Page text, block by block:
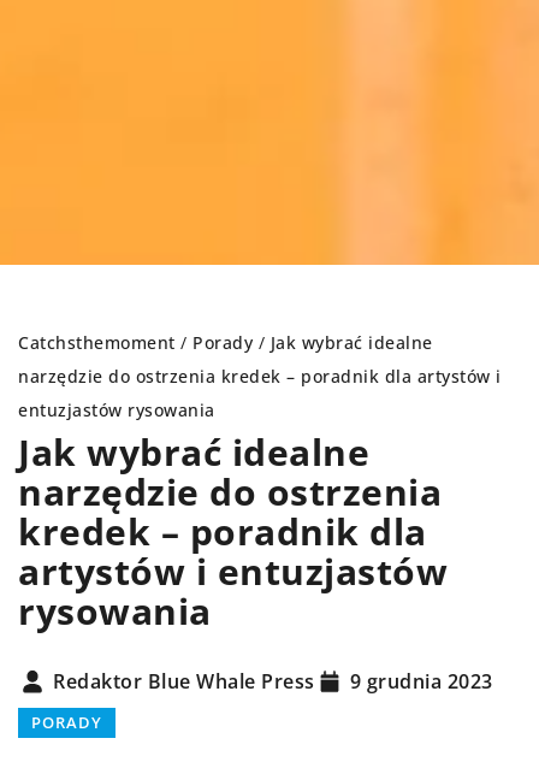
Catchsthemoment / Porady / Jak wybrać idealne
narzędzie do ostrzenia kredek – poradnik dla artystów i
entuzjastów rysowania
Jak wybrać idealne
narzędzie do ostrzenia
kredek – poradnik dla
artystów i entuzjastów
rysowania
Redaktor Blue Whale Press 9 grudnia 2023
PORADY